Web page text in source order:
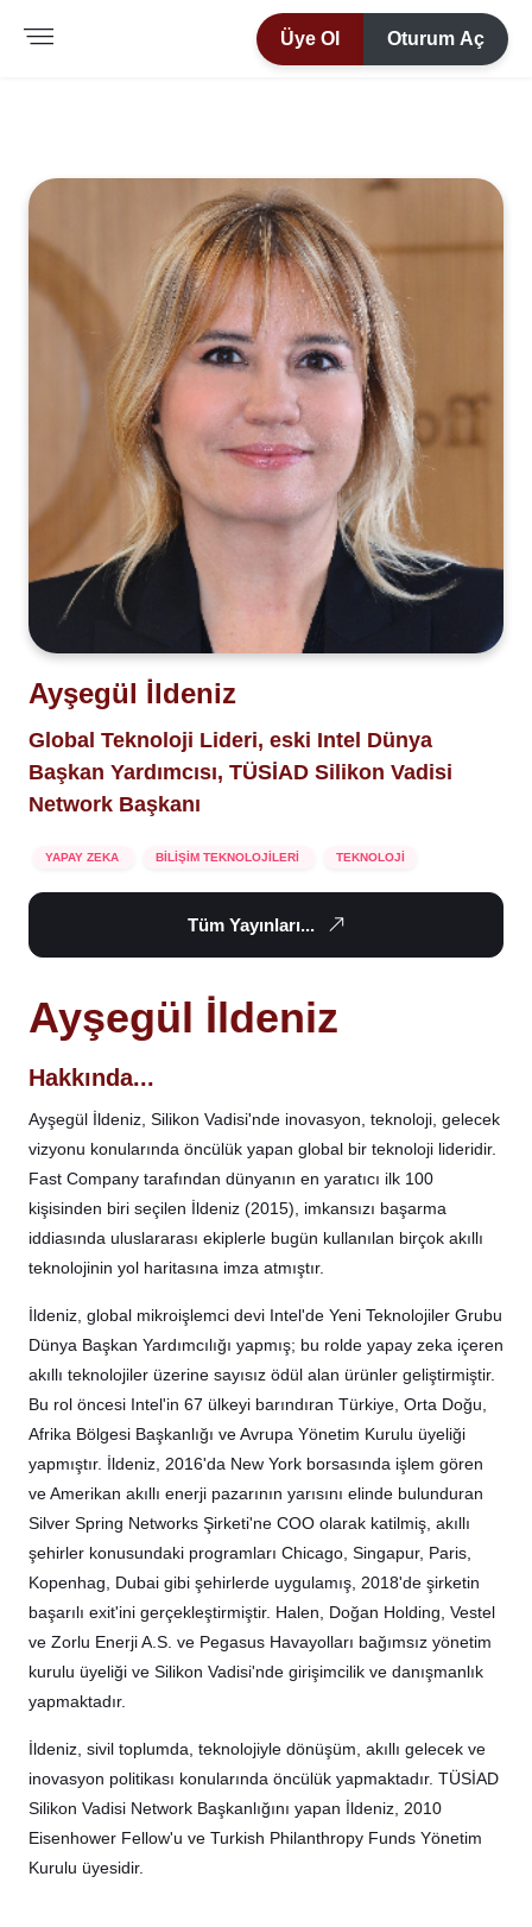
Üye Ol Oturum Aç
Ayşegül İldeniz
Global Teknoloji Lideri, eski Intel Dünya
Başkan Yardımcısı, TÜSİAD Silikon Vadisi
Network Başkanı
YAPAY ZEKA BİLİŞİM TEKNOLOJİLERİ TEKNOLOJİ
Tüm Yayınları...
Ayşegül İldeniz
Hakkında...
Ayşegül İldeniz, Silikon Vadisi'nde inovasyon, teknoloji, gelecek
vizyonu konularında öncülük yapan global bir teknoloji lideridir.
Fast Company tarafından dünyanın en yaratıcı ilk 100
kişisinden biri seçilen İldeniz (2015), imkansızı başarma
iddiasında uluslararası ekiplerle bugün kullanılan birçok akıllı
teknolojinin yol haritasına imza atmıştır.
İldeniz, global mikroişlemci devi Intel'de Yeni Teknolojiler Grubu
Dünya Başkan Yardımcılığı yapmış; bu rolde yapay zeka içeren
akıllı teknolojiler üzerine sayısız ödül alan ürünler geliştirmiştir.
Bu rol öncesi Intel'in 67 ülkeyi barındıran Türkiye, Orta Doğu,
Afrika Bölgesi Başkanlığı ve Avrupa Yönetim Kurulu üyeliği
yapmıştır. İldeniz, 2016'da New York borsasında işlem gören
ve Amerikan akıllı enerji pazarının yarısını elinde bulunduran
Silver Spring Networks Şirketi'ne COO olarak katilmiş, akıllı
şehirler konusundaki programları Chicago, Singapur, Paris,
Kopenhag, Dubai gibi şehirlerde uygulamış, 2018'de şirketin
başarılı exit'ini gerçekleştirmiştir. Halen, Doğan Holding, Vestel
ve Zorlu Enerji A.S. ve Pegasus Havayolları bağımsız yönetim
kurulu üyeliği ve Silikon Vadisi'nde girişimcilik ve danışmanlık
yapmaktadır.
İldeniz, sivil toplumda, teknolojiyle dönüşüm, akıllı gelecek ve
inovasyon politikası konularında öncülük yapmaktadır. TÜSİAD
Silikon Vadisi Network Başkanlığını yapan İldeniz, 2010
Eisenhower Fellow'u ve Turkish Philanthropy Funds Yönetim
Kurulu üyesidir.